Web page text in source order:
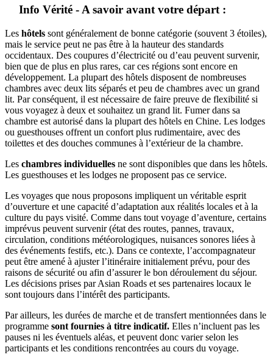
Info Vérité - A savoir avant votre départ :
Les hôtels sont généralement de bonne catégorie (souvent 3 étoiles),
mais le service peut ne pas être à la hauteur des standards
occidentaux. Des coupures d’électricité ou d’eau peuvent survenir,
bien que de plus en plus rares, car ces régions sont encore en
développement. La plupart des hôtels disposent de nombreuses
chambres avec deux lits séparés et peu de chambres avec un grand
lit. Par conséquent, il est nécessaire de faire preuve de flexibilité si
vous voyagez à deux et souhaitez un grand lit. Fumer dans sa
chambre est autorisé dans la plupart des hôtels en Chine. Les lodges
ou guesthouses offrent un confort plus rudimentaire, avec des
toilettes et des douches communes à l’extérieur de la chambre.
Les chambres individuelles ne sont disponibles que dans les hôtels.
Les guesthouses et les lodges ne proposent pas ce service.
Les voyages que nous proposons impliquent un véritable esprit
d’ouverture et une capacité d’adaptation aux réalités locales et à la
culture du pays visité. Comme dans tout voyage d’aventure, certains
imprévus peuvent survenir (état des routes, pannes, travaux,
circulation, conditions météorologiques, nuisances sonores liées à
des événements festifs, etc.). Dans ce contexte, l’accompagnateur
peut être amené à ajuster l’itinéraire initialement prévu, pour des
raisons de sécurité ou afin d’assurer le bon déroulement du séjour.
Les décisions prises par Asian Roads et ses partenaires locaux le
sont toujours dans l’intérêt des participants.
Par ailleurs, les durées de marche et de transfert mentionnées dans le
programme sont fournies à titre indicatif. Elles n’incluent pas les
pauses ni les éventuels aléas, et peuvent donc varier selon les
participants et les conditions rencontrées au cours du voyage.